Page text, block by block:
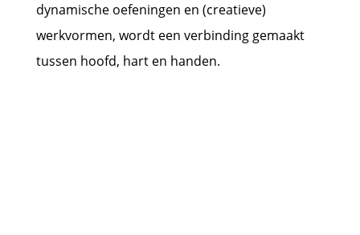
dynamische oefeningen en (creatieve)
werkvormen, wordt een verbinding gemaakt
tussen hoofd, hart en handen.